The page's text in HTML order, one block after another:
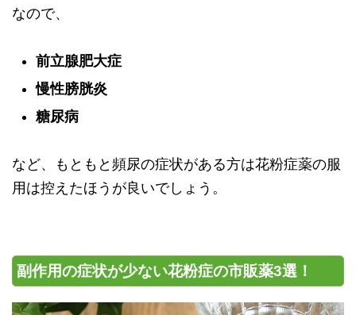
なので、
前立腺肥大症
慢性膀胱炎
糖尿病
など、もともと頻尿の症状がある方は花粉症薬の服
用は控えたほうが良いでしょう。
副作用の症状が少ない花粉症の市販薬3選！